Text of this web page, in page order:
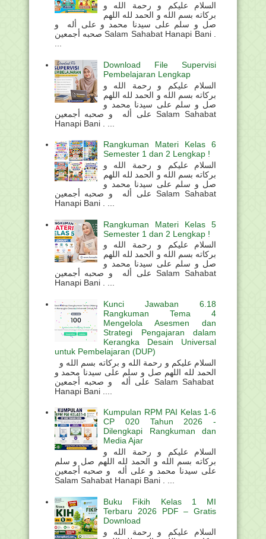
السلام عليكم و رحمة الله و
بركاته بسم الله و الحمد لله اللهم
صل و سلم على سيدنا محمد و على أله و
صحبه أجمعين Salam Sahabat Hanapi Bani .
...
Download File Supervisi
Pembelajaran Lengkap
السلام عليكم و رحمة الله و
بركاته بسم الله و الحمد لله اللهم
صل و سلم على سيدنا محمد و
على أله و صحبه أجمعين Salam Sahabat
Hanapi Bani . ...
Rangkuman Materi Kelas 6
Semester 1 dan 2 Lengkap !
السلام عليكم و رحمة الله و
بركاته بسم الله و الحمد لله اللهم
صل و سلم على سيدنا محمد و
على أله و صحبه أجمعين Salam Sahabat
Hanapi Bani . ...
Rangkuman Materi Kelas 5
Semester 1 dan 2 Lengkap !
السلام عليكم و رحمة الله و
بركاته بسم الله و الحمد لله اللهم
صل و سلم على سيدنا محمد و
على أله و صحبه أجمعين Salam Sahabat
Hanapi Bani . ...
Kunci Jawaban 6.18
Rangkuman Tema 4
Mengelola Asesmen dan
Strategi Pengajaran dalam
Kerangka Desain Universal
untuk Pembelajaran (DUP)
الحمد لله اللهم صل و سلم على سيدنا محمد و
على أله و صحبه أجمعين Salam Sahabat
Hanapi Bani ....
Kumpulan RPM PAI Kelas 1-6
CP 020 Tahun 2026 -
Dilengkapi Rangkuman dan
Media Ajar
السلام عليكم و رحمة الله و
بركاته بسم الله و الحمد لله اللهم صل و سلم
على سيدنا محمد و على أله و صحبه أجمعين
Salam Sahabat Hanapi Bani . ...
Buku Fikih Kelas 1 MI
Terbaru 2026 PDF – Gratis
Download
السلام عليكم و رحمة الله و